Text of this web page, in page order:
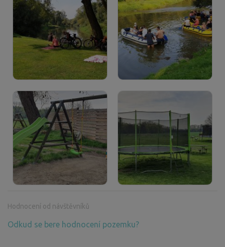
Hodnocení od návštěvníků
Odkud se bere hodnocení pozemku?